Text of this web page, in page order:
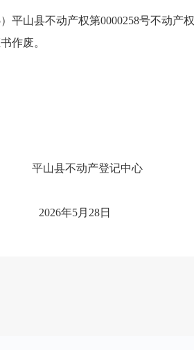
）平山县不动产权第0000258号不动产
作废。
平山县不动产登记中心
2026年5月 28日